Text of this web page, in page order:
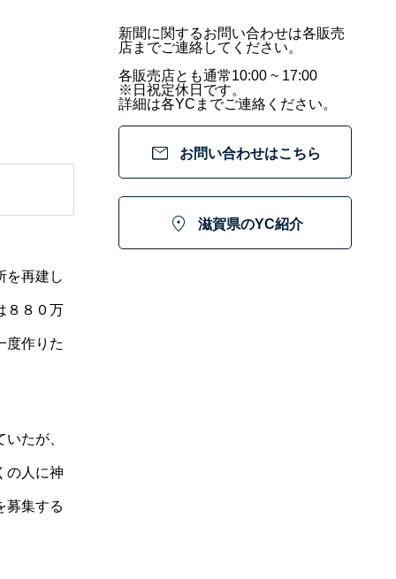
を再建し
８８０万
度作りた
たが、
の人に神
募集する
新聞に関するお問い合わせは各販売
店までご連絡してください。
各販売店とも通常10:00 ~ 17:00
※日祝定休日です。
詳細は各YCまでご連絡ください。
 お問い合わせはこちら
 滋賀県のYC紹介